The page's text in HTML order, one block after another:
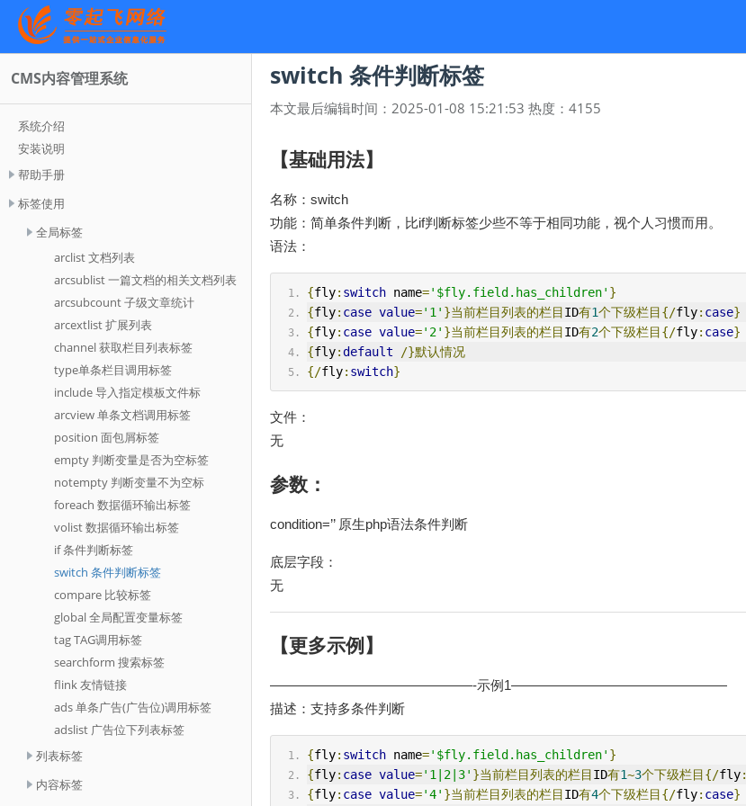
CMS内容管理系统
系统介绍
安装说明
帮助手册
标签使用
全局标签
arclist 文档列表
arcsublist 一篇文档的相关文档列表
arcsubcount 子级文章统计
arcextlist 扩展列表
channel 获取栏目列表标签
type单条栏目调用标签
include 导入指定模板文件标
arcview 单条文档调用标签
position 面包屑标签
empty 判断变量是否为空标签
notempty 判断变量不为空标
foreach 数据循环输出标签
volist 数据循环输出标签
if 条件判断标签
switch 条件判断标签
compare 比较标签
global 全局配置变量标签
tag TAG调用标签
searchform 搜索标签
flink 友情链接
ads 单条广告(广告位)调用标签
adslist 广告位下列表标签
列表标签
内容标签
switch 条件判断标签
本文最后编辑时间： 2025-01-08 15:21:53 热度： 4155
【基础用法】
名称：switch
功能：简单条件判断，比if判断标签少些不等于相同功能，视个人习惯而用。
语法：
{fly: switch name='$fly.field.has_children' }
{fly: case value='1' }当前栏目列表的栏目 ID有1个下级栏目{/fly: case}
{fly: case value='2' }当前栏目列表的栏目 ID有2个下级栏目{/fly: case}
{fly:default
/}默认情况
{/fly: switch}
文件：
无
参数：
condition=’’ 原生php语法条件判断
底层字段：
无
【更多示例】
———————————————-示例1————————————————
描述：支持多条件判断
{fly: switch name='$fly.field.has_children' }
{fly: case value='1|2|3' }当前栏目列表的栏目 ID有1~3个下级栏目{/fly:
{fly: case value='4' }当前栏目列表的栏目 ID有4个下级栏目{/fly: case}